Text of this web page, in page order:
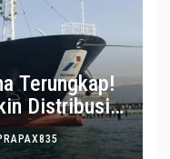
Terungkap!
Distribusi